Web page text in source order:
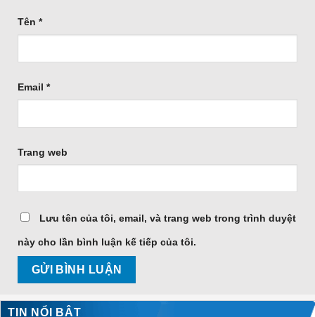
Tên *
Email *
Trang web
Lưu tên của tôi, email, và trang web trong trình duyệt
này cho lần bình luận kế tiếp của tôi.
TIN NỔI BẬT